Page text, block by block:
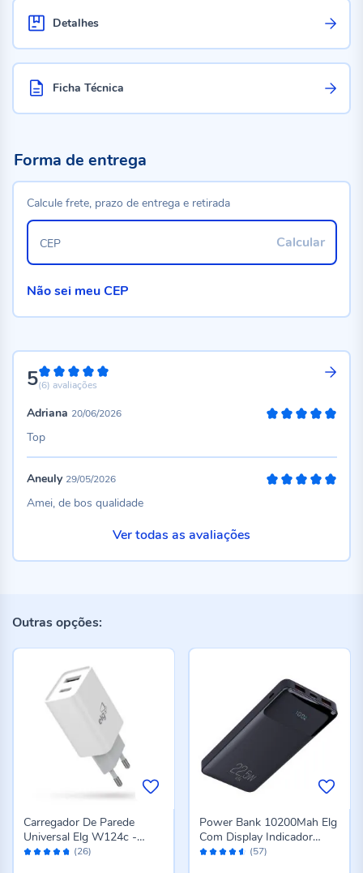
Detalhes
Ficha Técnica
5100%
(6) avaliações
Adriana 20/06/2026
Top
Aneuly 29/05/2026
Amei, de bos qualidade
Ver todas as avaliações
Forma de entrega
Calcule frete, prazo de entrega e retirada
Calcular
CEP
Não sei meu CEP
Outras opções:
Avaliação: (26)
Carregador De Parede
Universal Elg W124c -
Branco
Avaliação: (57)
Power Bank 10200Mah Elg
Com Display Indicador
Preto